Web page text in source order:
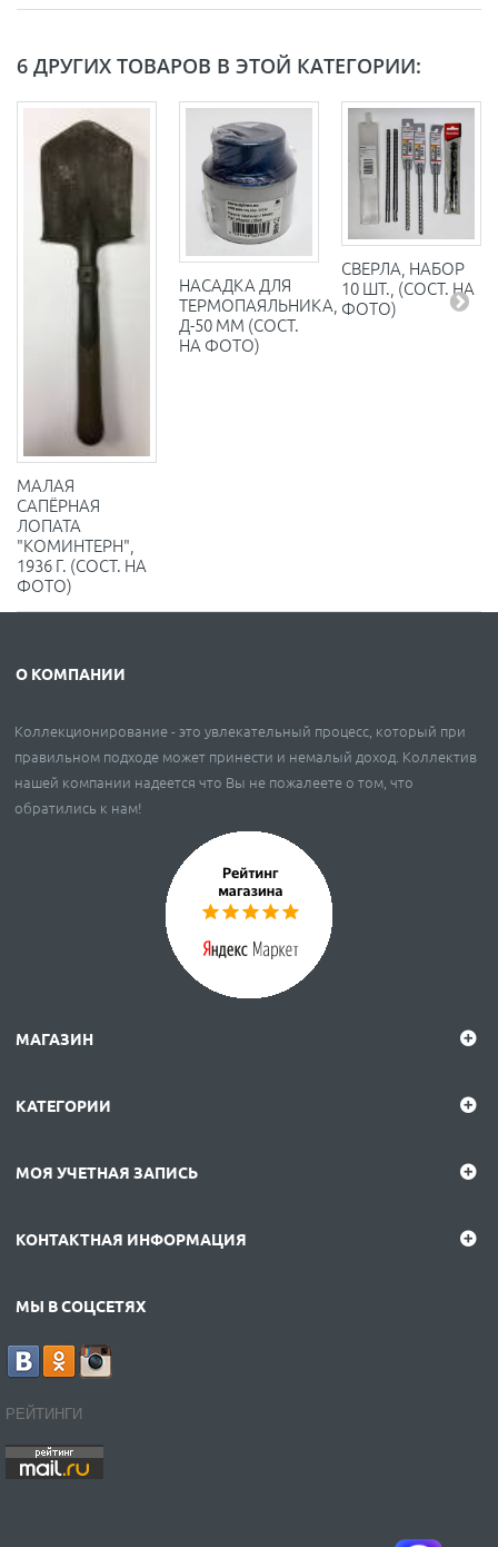
6 ДРУГИХ ТОВАРОВ В ЭТОЙ КАТЕГОРИИ:
МАЛАЯ
САПЁРНАЯ
ЛОПАТА
"КОМИНТЕРН",
1936 Г. (СОСТ. НА
ФОТО)
НАСАДКА ДЛЯ
ТЕРМОПАЯЛЬНИКА,
Д-50 ММ (СОСТ.
НА ФОТО)
СВЕРЛА, НАБОР
10 ШТ., (СОСТ. НА
ФОТО)
О КОМПАНИИ
Коллекционирование - это увлекательный процесс, который при
правильном подходе может принести и немалый доход. Коллектив
нашей компании надеется что Вы не пожалеете о том, что
обратились к нам!
МАГАЗИН
КАТЕГОРИИ
МОЯ УЧЕТНАЯ ЗАПИСЬ
КОНТАКТНАЯ ИНФОРМАЦИЯ
МЫ В СОЦСЕТЯХ
РЕЙТИНГИ